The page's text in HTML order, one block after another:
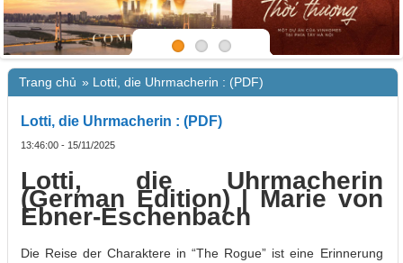
Trang chủ » Lotti, die Uhrmacherin : (PDF)
Lotti, die Uhrmacherin : (PDF)
13:46:00 - 15/11/2025
Lotti, die Uhrmacherin
(German Edition) | Marie von
Ebner-Eschenbach
Die Reise der Charaktere in “The Rogue” ist eine Erinnerung